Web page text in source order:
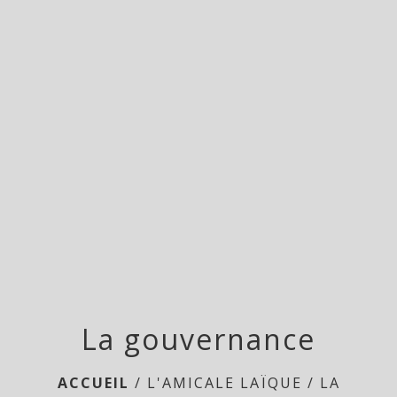
La gouvernance
ACCUEIL / L'AMICALE LAÏQUE / LA